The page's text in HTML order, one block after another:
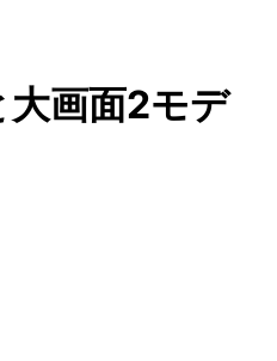
画面2モデ